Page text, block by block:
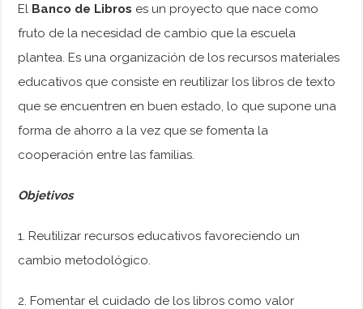
El Banco de Libros es un proyecto que nace como
fruto de la necesidad de cambio que la escuela
plantea. Es una organización de los recursos materiales
educativos que consiste en reutilizar los libros de texto
que se encuentren en buen estado, lo que supone una
forma de ahorro a la vez que se fomenta la
cooperación entre las familias.
Objetivos
1. Reutilizar recursos educativos favoreciendo un
cambio metodológico.
2. Fomentar el cuidado de los libros como valor